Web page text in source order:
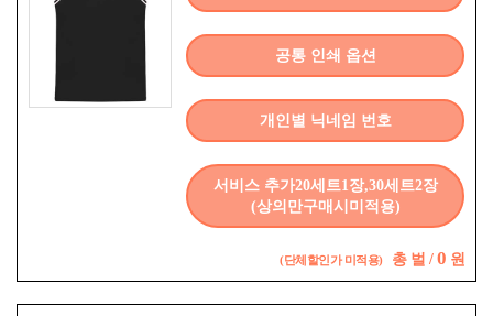
공통 인쇄 옵션
개인별 닉네임 번호
서비스 추가20세트1장,30세트2장
(상의만구매시미적용)
(단체할인가 미적용) 총 벌 / 0 원